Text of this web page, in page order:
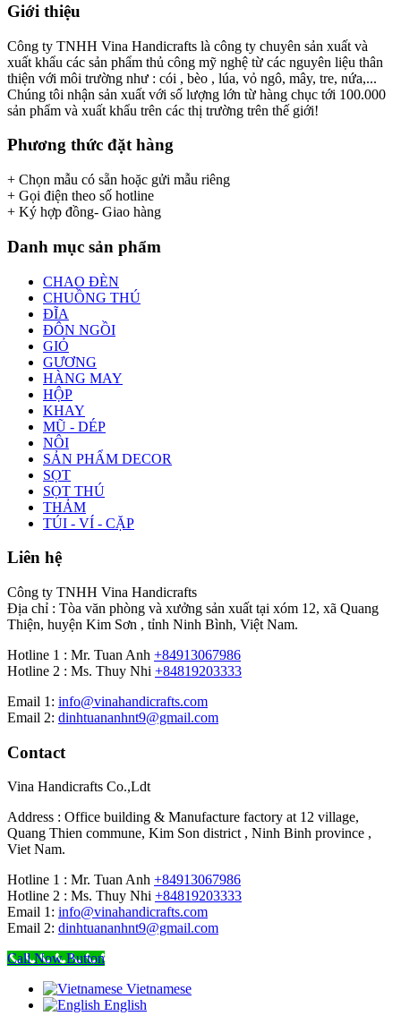
Giới thiệu
Công ty TNHH Vina Handicrafts là công ty chuyên sản xuất và
xuất khẩu các sản phẩm thủ công mỹ nghệ từ các nguyên liệu thân
thiện với môi trường như : cói , bèo , lúa, vỏ ngô, mây, tre, nứa,...
Chúng tôi nhận sản xuất với số lượng lớn từ hàng chục tới 100.000
sản phẩm và xuất khẩu trên các thị trường trên thế giới!
Phương thức đặt hàng
+ Chọn mẫu có sẵn hoặc gửi mẫu riêng
+ Gọi điện theo số hotline
+ Ký hợp đồng- Giao hàng
Danh mục sản phẩm
CHAO ĐÈN
CHUỒNG THÚ
ĐĨA
ĐÔN NGỒI
GIỎ
GƯƠNG
HÀNG MAY
HỘP
KHAY
MŨ - DÉP
NÔI
SẢN PHẨM DECOR
SỌT
SỌT THÚ
THẢM
TÚI - VÍ - CẶP
Liên hệ
Công ty TNHH Vina Handicrafts
Địa chỉ : Tòa văn phòng và xưởng sản xuất tại xóm 12, xã Quang
Thiện, huyện Kim Sơn , tỉnh Ninh Bình, Việt Nam.
Hotline 1 : Mr. Tuan Anh +84913067986
Hotline 2 : Ms. Thuy Nhi +84819203333
Email 1: info@vinahandicrafts.com
Email 2: dinhtuananhnt9@gmail.com
Contact
Vina Handicrafts Co.,Ldt
Address : Office building & Manufacture factory at 12 village,
Quang Thien commune, Kim Son district , Ninh Binh province ,
Viet Nam.
Hotline 1 : Mr. Tuan Anh +84913067986
Hotline 2 : Ms. Thuy Nhi +84819203333
Email 1: info@vinahandicrafts.com
Email 2: dinhtuananhnt9@gmail.com
Call Now Button
Vietnamese
English